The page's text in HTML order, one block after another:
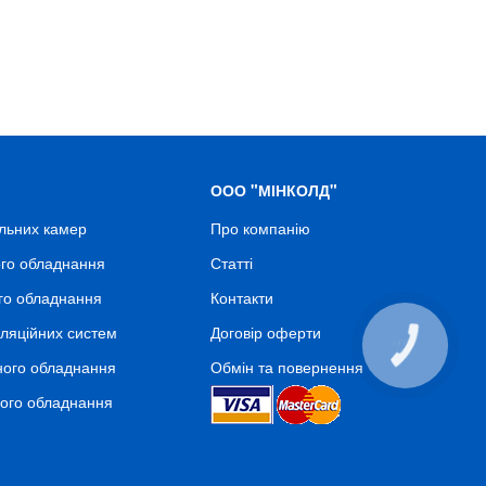
камер
обладнання
обладнання
систем
обладнання
обладнання
ООО "МІНКОЛД"
Про компанію
Статті
Контакти
Договір оферти
Обмін та повернення
КНОПКА
СВЯЗИ